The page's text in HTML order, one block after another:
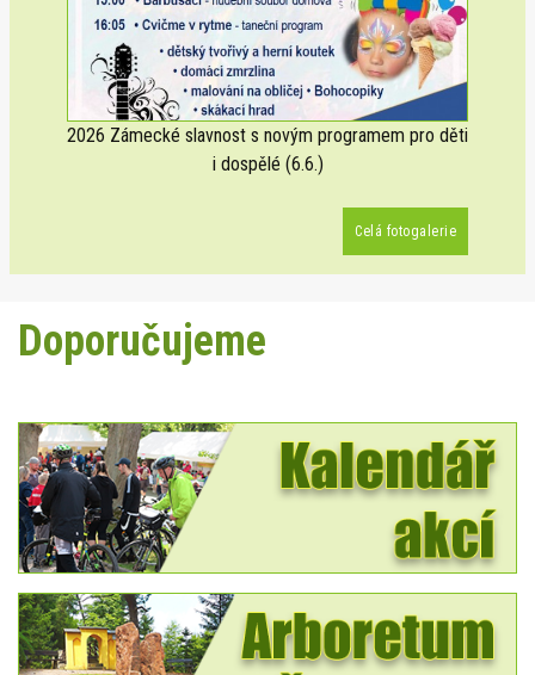
2026 Zámecké slavnost s novým programem pro děti
i dospělé (6.6.)
Celá fotogalerie
Doporučujeme